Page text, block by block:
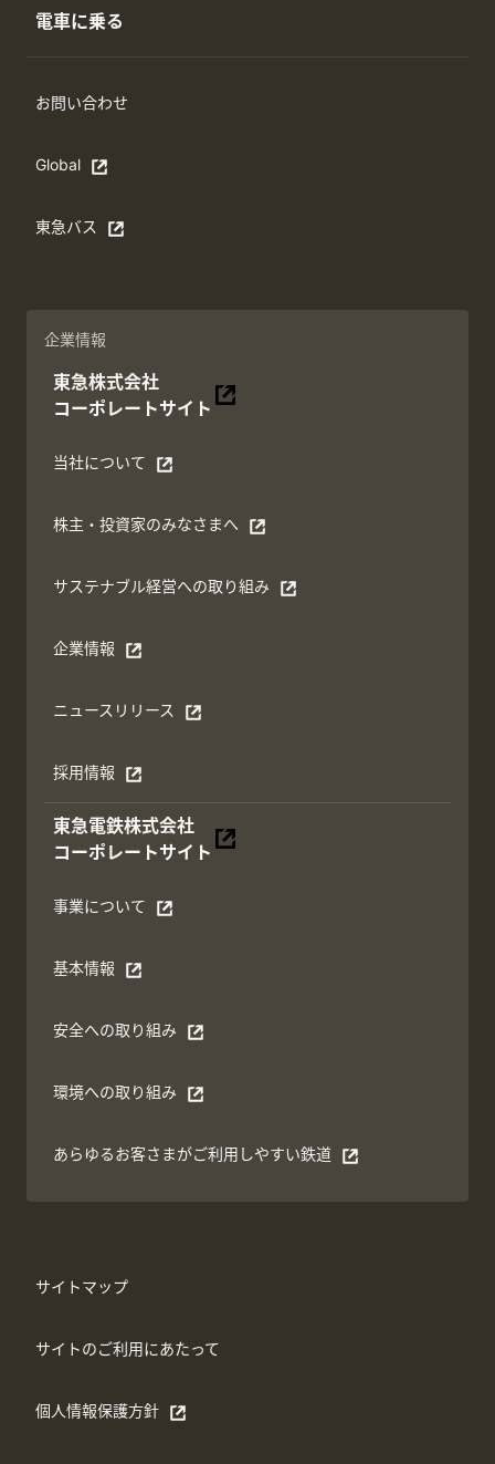
電車に乗る
お問い合わせ
Global
Open in a new window
東急バス
別ウィンドウで開く
企業情報
東急株式会社
コーポレートサイト
別ウィンドウで開く
当社について
別ウィンドウで開く
株主・投資家のみなさまへ
別ウィンドウで開く
サステナブル経営への取り組み
別ウィンドウで開く
企業情報
別ウィンドウで開く
ニュースリリース
別ウィンドウで開く
採用情報
別ウィンドウで開く
東急電鉄株式会社
コーポレートサイト
別ウィンドウで開く
事業について
別ウィンドウで開く
基本情報
別ウィンドウで開く
安全への取り組み
別ウィンドウで開く
環境への取り組み
別ウィンドウで開く
あらゆるお客さまがご利⽤しやすい鉄道
別ウィンドウで開く
サイトマップ
サイトのご利用にあたって
個人情報保護方針
別ウィンドウで開く